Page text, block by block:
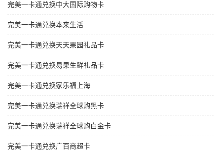
完美一卡通兑换中大国际购物卡
完美一卡通兑换本来生活
完美一卡通兑换天天果园礼品卡
完美一卡通兑换易果生鲜礼品卡
完美一卡通兑换家乐福上海
完美一卡通兑换瑞祥全球购黑卡
完美一卡通兑换瑞祥全球购白金卡
完美一卡通兑换广百商超卡